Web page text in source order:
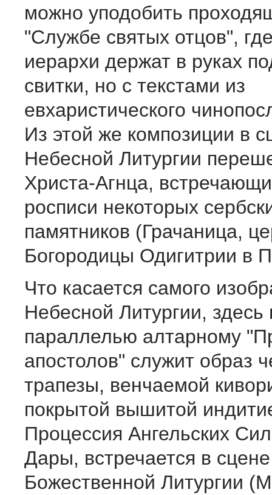
можно уподобить
"Службе святых отцов",
иерархи держат в руках
свитки, но с текстами из
евхаристического
Из этой же композиции в
Небесной Литургии
Христа-Агнца,
росписи некоторых
памятников (Грачаница,
Богородицы Одигитрии в
Что касается самого
Небесной Литургии, здесь
параллелью алтарному
апостолов" служит образ
трапезы, венчаемой
покрытой вышитой
Процессия Ангельских
Дары, встречается в сцене
Божественной Литургии